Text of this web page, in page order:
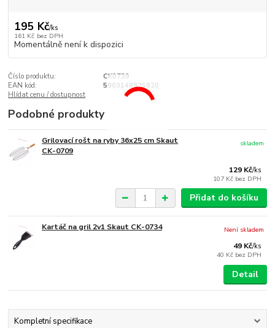
195 Kč/ks
161 Kč bez DPH
Momentálně není k dispozici
Číslo produktu:
CK0739
EAN kód:
5903148925820
Hlídat cenu / dostupnost
Podobné produkty
Grilovací rošt na ryby 36x25 cm Skaut
CK-0709
129 Kč/ks
107 Kč bez DPH
skladem
Přidat do košíku
Kartáč na gril 2v1 Skaut CK-0734
49 Kč/ks
40 Kč bez DPH
Není skladem
Detail
Kompletní specifikace